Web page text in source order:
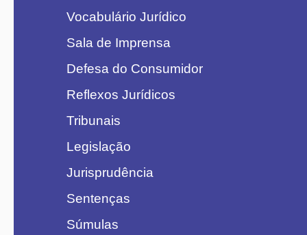
Vocabulário Jurídico
Sala de Imprensa
Defesa do Consumidor
Reflexos Jurídicos
Tribunais
Legislação
Jurisprudência
Sentenças
Súmulas